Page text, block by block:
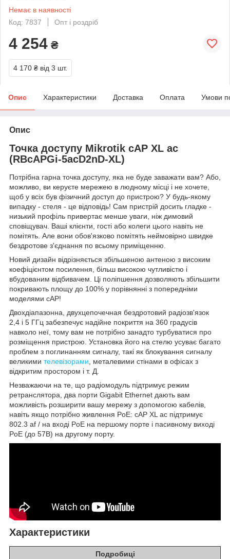
Немає в наявності
Код: 7837
Опт і роздріб
4 254 ₴
4 170 ₴ від 3 шт.
Опис Характеристики Доставка Оплата Умови
Опис
Точка доступу Mikrotik cAP XL ac
(RBcAPGi-5acD2nD-XL)
Потрібна гарна точка доступу, яка не буде заважати вам? Або,
можливо, ви керуєте мережею в людному місці і не хочете,
щоб у всіх був фізичний доступ до пристрою? У будь-якому
випадку - стеля - це відповідь! Сам пристрій досить гладке -
низький профіль привертає менше уваги, ніж димовий
сповіщувач. Ваші клієнти, гості або колеги цього навіть не
помітять. Але вони обов'язково помітять неймовірно швидке
бездротове з'єднання по всьому приміщенню.
Новий дизайн відрізняється збільшеною антеною з високим
коефіцієнтом посилення, більш високою чутливістю і
вбудованим відбивачем. Ці поліпшення дозволяють збільшити
покривають площу до 100% у порівнянні з попередніми
моделями cAP!
Двохдіапазонна, двухцепочечная бездротовий радіозв'язок
2,4 і 5 ГГц забезпечує надійне покриття на 360 градусів
навколо неї, тому вам не потрібно занадто турбуватися про
розміщення пристрою. Установка його на стелю усуває багато
проблем з поглинанням сигналу, такі як блокування сигналу
великими телевізорами, металевими стінами в офісах з
відкритим простором і т. Д.
Незважаючи на те, що радіомодуль підтримує режим
ретранслятора, два порти Gigabit Ethernet дають вам
можливість розширити вашу мережу з допомогою кабелів,
навіть якщо потрібно живлення PoE: cAP XL ac підтримує
802.3 af / на вході PoE на першому порте і пасивному виході
PoE (до 57В) на другому порту.
Характеристики
Подробиці